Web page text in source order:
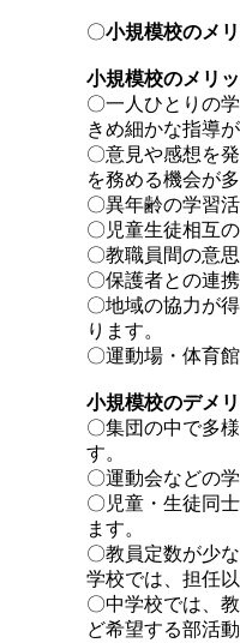
〇小規模校のメ
小規模校のメリ
〇一人ひとりの
きめ細かな指導
〇意見や感想を
を務める機会が
〇異年齢の学習
〇児童生徒相互
〇教職員間の意
〇保護者との連
〇地域の協力が
ります。
〇運動場・体育
小規模校のデメ
〇集団の中で多
す。
〇運動会などの
〇児童・生徒同
ます。
〇教員定数が少
学校では、担任
〇中学校では、
ど希望する部活